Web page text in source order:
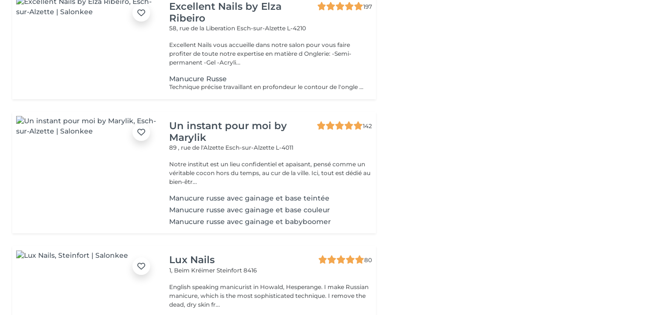
Excellent Nails by Elza
Ribeiro
197
58, rue de la Liberation Esch-sur-Alzette L-4210
Excellent Nails vous accueille dans notre salon pour vous faire
profiter de toute notre expertise en matière d Onglerie: -Semi-
permanent -Gel -Acryli...
Manucure Russe
Technique précise travaillant en profondeur le contour de l'ongle et les cuticules, pour une finition nette, durable et parfaitement soignée. Idéal avant la pose de vernis ou gel/acrylique.
Un instant pour moi by
Marylik
142
89 , rue de l'Alzette Esch-sur-Alzette L-4011
Notre institut est un lieu confidentiel et apaisant, pensé comme un
véritable cocon hors du temps, au cur de la ville. Ici, tout est dédié au
bien-êtr...
Manucure russe avec gainage et base teintée
Manucure russe avec gainage et base couleur
Manucure russe avec gainage et babyboomer
Lux Nails
80
1, Beim KréimerSteinfort 8416
English speaking manicurist in Howald, Hesperange. I make Russian
manicure, which is the most sophisticated technique. I remove the
dead, dry skin fr...